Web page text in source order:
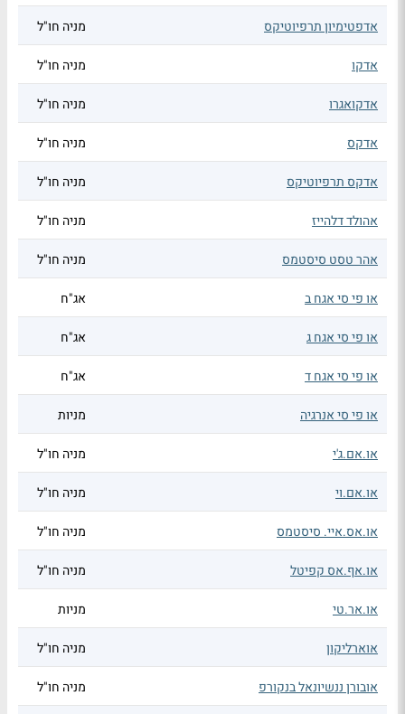
אדפטימיון תרפיוטיקס
מניה חו"ל
אדקו מניה חו"ל
אדקואגרו מניה חו"ל
אדקס מניה חו"ל
אדקס תרפיוטיקס מניה חו"ל
אהולד דלהייז מניה חו"ל
אהר טסט סיסטמס מניה חו"ל
או פי סי אגח ב אג"ח
או פי סי אגח ג אג"ח
או פי סי אגח ד אג"ח
או פי סי אנרגיה מניות
או.אם.ג'י מניה חו"ל
או.אם.וי מניה חו"ל
או.אס.איי. סיסטמס מניה חו"ל
או.אף.אס קפיטל מניה חו"ל
או.אר.טי מניות
אוארליקון מניה חו"ל
אובורן ננשיונאל בנקורפ מניה חו"ל